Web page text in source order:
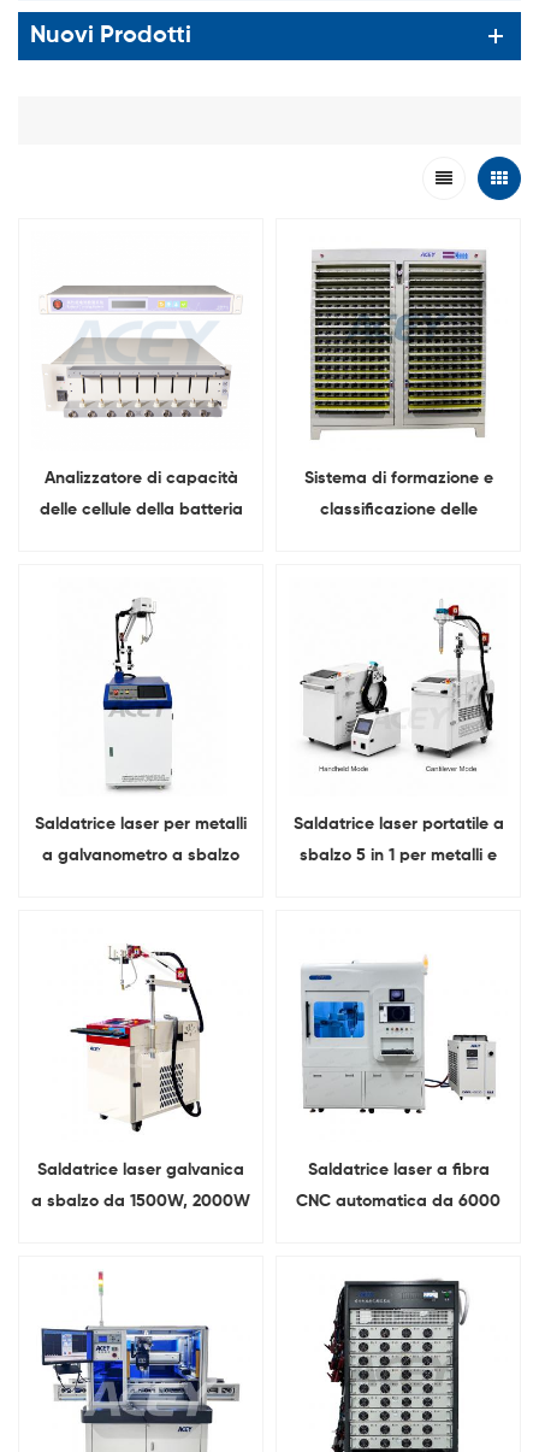
Nuovi Prodotti
Analizzatore di capacità
delle cellule della batteria
6A Sistema di prova di
tensione di 3C IR
Sistema di formazione e
classificazione delle
Saldatrice laser per metalli
a galvanometro a sbalzo
Saldatrice laser portatile a
sbalzo 5 in 1 per metalli e
Saldatrice laser galvanica
a sbalzo da 1500W, 2000W
Saldatrice laser a fibra
CNC automatica da 6000